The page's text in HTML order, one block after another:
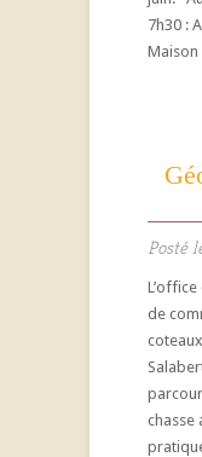
7h30 :
Maison
Posté
de
chasse